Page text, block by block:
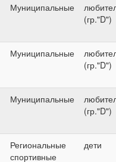
Муниципальные
(гр."D")
Муниципальные
(гр."D")
Муниципальные
(гр."D")
Региональные
спортивные
дети